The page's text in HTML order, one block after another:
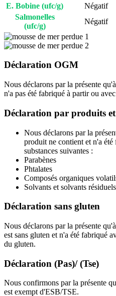
E. Bobine (ufc/g) Négatif
Salmonelles
(ufc/g)
Négatif
Déclaration OGM
Nous déclarons par la présente
n'a pas été fabriqué à partir ou
Déclaration par produits
Nous déclarons par la
produit ne contient et n'a été
substances suivantes :
Parabènes
Phtalates
Composés organiques
Solvants et solvants résiduels
Déclaration sans gluten
Nous déclarons par la présente
est sans gluten et n'a été fabriqué
du gluten.
Déclaration (Pas)/ (Tse)
Nous confirmons par la présente
est exempt d'ESB/TSE.